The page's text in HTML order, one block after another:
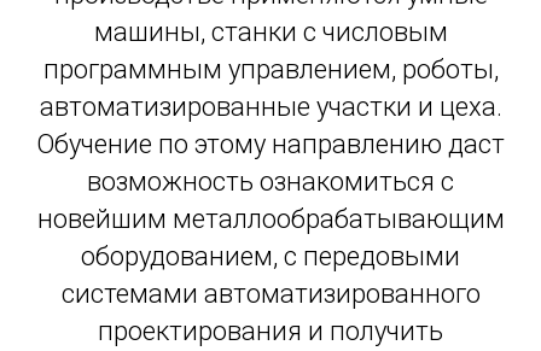
машины, станки с числовым
программным управлением, роботы,
автоматизированные участки и цеха.
Обучение по этому направлению даст
возможность ознакомиться с
новейшим металлообрабатывающим
оборудованием, с передовыми
системами автоматизированного
проектирования и получить